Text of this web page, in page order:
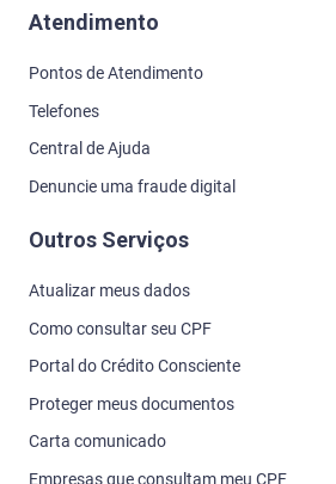
Atendimento
Pontos de Atendimento
Telefones
Central de Ajuda
Denuncie uma fraude digital
Outros Serviços
Atualizar meus dados
Como consultar seu CPF
Portal do Crédito Consciente
Proteger meus documentos
Carta comunicado
Empresas que consultam meu CPF